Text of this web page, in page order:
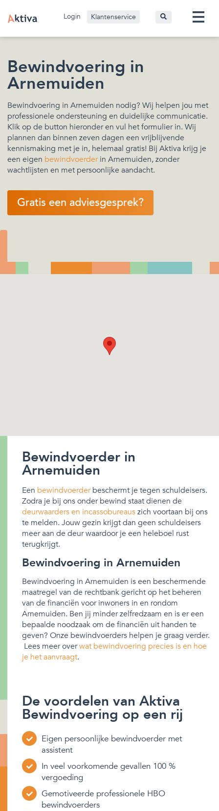
Login Klantenservice
Bewindvoering in
Arnemuiden
Bewindvoering in Arnemuiden nodig? Wij helpen jou met
professionele ondersteuning en duidelijke communicatie.
Klik op de button hieronder en vul het formulier in. Wij
plannen dan binnen zeven dagen een vrijblijvende
kennismaking met je in, helemaal gratis! Bij Aktiva krijg je
een eigen bewindvoerderin Arnemuiden, zonder
wachtlijsten en met persoonlijke aandacht.
Gratis een adviesgesprek?
Bewindvoerder in
Arnemuiden
Een bewindvoerderbeschermt je tegen schuldeisers.
Zodra je bij ons onder bewind staat dienen de
deurwaarders en incassobureauszich voortaan bij ons
te melden. Jouw gezin krijgt dan geen schuldeisers
meer aan de deur waardoor je een heleboel rust
terugkrijgt.
Bewindvoering in Arnemuiden
Bewindvoering in Arnemuiden is een beschermende
maatregel van de rechtbank gericht op het beheren
van de financiën voor inwoners in en rondom
Arnemuiden. Ben jij minder zelfredzaam en is er een
bepaalde noodzaak om de financiën uit handen te
geven? Onze bewindvoerders helpen je graag verder.
Lees meer overwat bewindvoering precies is en hoe
je het aanvraagt.
De voordelen van Aktiva
Bewindvoering op een rij
Eigen persoonlijke bewindvoerder met
assistent
In veel voorkomende gevallen 100 %
vergoeding
Gemotiveerde professionele HBO
bewindvoerders